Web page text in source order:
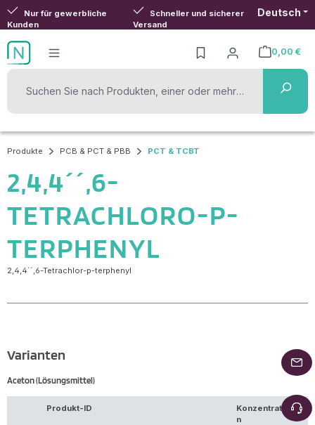
Zum Hauptinhalt springen
Nur für gewerbliche
Kunden
Schneller und sicherer
Versand
Deutsch
0,00 €
Warenkorb
Produkte PCB & PCT & PBB PCT & TCBT
2,4,4´´,6-
TETRACHLORO-P-
TERPHENYL
2,4,4´´,6-Tetrachlor-p-terphenyl
Varianten
Aceton (Lösungsmittel)
Produkt-ID
Konzentratio
n